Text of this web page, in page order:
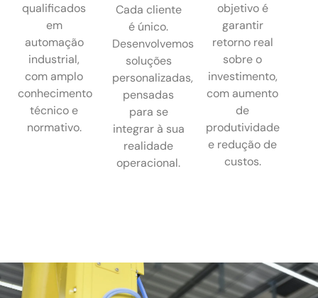
qualificados
em
automação
industrial,
com amplo
conhecimento
técnico e
normativo.
Cada cliente
é único.
Desenvolvemos
soluções
personalizadas,
pensadas
para se
integrar à sua
realidade
operacional.
objetivo é
garantir
retorno real
sobre o
investimento,
com aumento
de
produtividade
e redução de
custos.